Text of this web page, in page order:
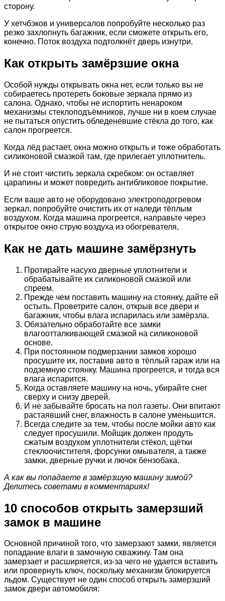
сторону.
У хетчбэков и универсалов попробуйте несколько раз
резко захлопнуть багажник, если сможете открыть его,
конечно. Поток воздуха подтолкнёт дверь изнутри.
Как открыть замёрзшие окна
Особой нужды открывать окна нет, если только вы не
собираетесь протереть боковые зеркала прямо из
салона. Однако, чтобы не испортить ненароком
механизмы стеклоподъёмников, лучше ни в коем случае
не пытаться опустить обледеневшие стёкла до того, как
салон прогреется.
Когда лёд растает, окна можно открыть и тоже обработать
силиконовой смазкой там, где прилегает уплотнитель.
И не стоит чистить зеркала скребком: он оставляет
царапины и может повредить антибликовое покрытие.
Если ваше авто не оборудовано электроподогревом
зеркал, попробуйте очистить их от наледи тёплым
воздухом. Когда машина прогреется, направьте через
открытое окно струю воздуха из обогревателя,
Как не дать машине замёрзнуть
Протирайте насухо дверные уплотнители и
обрабатывайте их силиконовой смазкой или
спреем.
Прежде чем поставить машину на стоянку, дайте ей
остыть. Проветрите салон, открыв все двери и
багажник, чтобы влага испарилась или замёрзла.
Обязательно обработайте все замки
влагоотталкивающей смазкой на силиконовой
основе.
При постоянном подмерзании замков хорошо
просушите их, поставив авто в тёплый гараж или на
подземную стоянку. Машина прогреется, и тогда вся
влага испарится.
Когда оставляете машину на ночь, убирайте снег
сверху и снизу дверей.
И не забывайте бросать на пол газеты. Они впитают
растаявший снег, влажность в салоне уменьшится.
Всегда следите за тем, чтобы после мойки авто как
следует просушили. Мойщик должен продуть
сжатым воздухом уплотнители стёкол, щётки
стеклоочистителя, форсунки омывателя, а также
замки, дверные ручки и лючок бензобака.
А как вы попадаете в замёрзшую машину зимой?
Делитесь советами в комментариях!
10 способов открыть замерзший
замок в машине
Основной причиной того, что замерзают замки, является
попадание влаги в замочную скважину. Там она
замерзает и расширяется, из-за чего не удается вставить
или провернуть ключ, поскольку механизм блокируется
льдом. Существует не один способ открыть замерзший
замок двери автомобиля: